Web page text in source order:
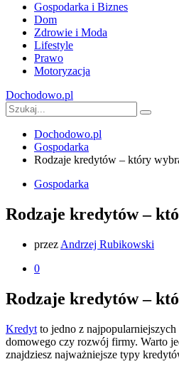
Gospodarka i Biznes
Dom
Zdrowie i Moda
Lifestyle
Prawo
Motoryzacja
Dochodowo.pl
Dochodowo.pl
Gospodarka
Rodzaje kredytów – który
Gospodarka
Rodzaje kredytów –
przez Andrzej Rubikowski
0
Rodzaje kredytów –
Kredyt to jedno z
domowego czy rozwój firmy. Warto
znajdziesz najważniejsze typy